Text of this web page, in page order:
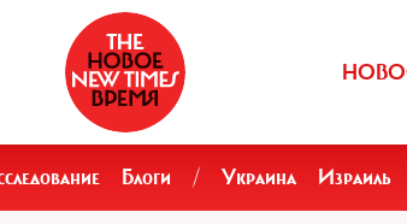
Блоги / Украина Израиль